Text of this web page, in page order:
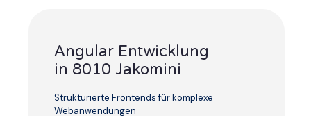
Angular Entwicklung
in 8010 Jakomini
Strukturierte Frontends für komplexe
Webanwendungen